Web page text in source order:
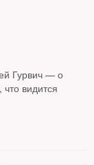
Гурвич — о
видится